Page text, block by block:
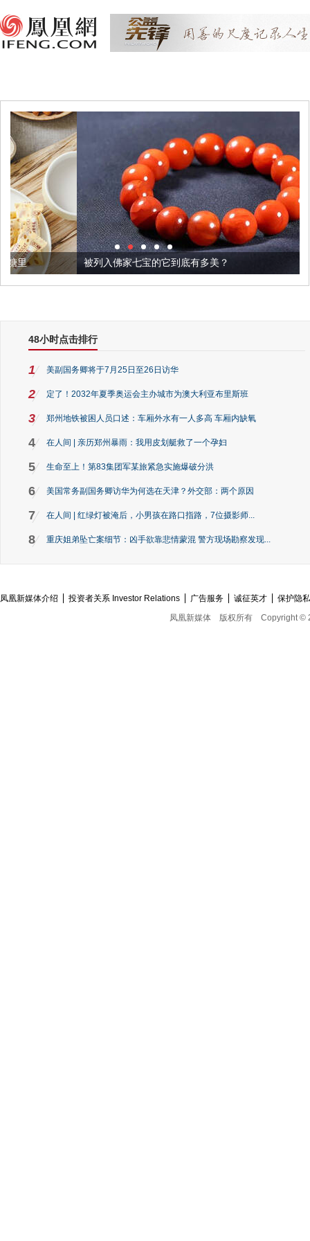
被列入佛家七宝的它到底有多美？
48小时点击排行
1 美副国务卿将于7月25日至26日访华
2 定了！2032年夏季奥运会主办城市为澳大利亚布里斯班
3 郑州地铁被困人员口述：车厢外水有一人多高 车厢内缺氧
4 在人间 | 亲历郑州暴雨：我用皮划艇救了一个孕妇
5 生命至上！第83集团军某旅紧急实施爆破分洪
6 美国常务副国务卿访华为何选在天津？外交部：两个原因
7 在人间 | 红绿灯被淹后，小男孩在路口指路，7位摄影师...
8 重庆姐弟坠亡案细节：凶手欲靠悲情蒙混 警方现场勘察发现...
凤凰新媒体介绍 投资者关系 Investor Relations 广告服务 诚征英才
保护隐
凤凰新媒体
版权所有 Copyright ©